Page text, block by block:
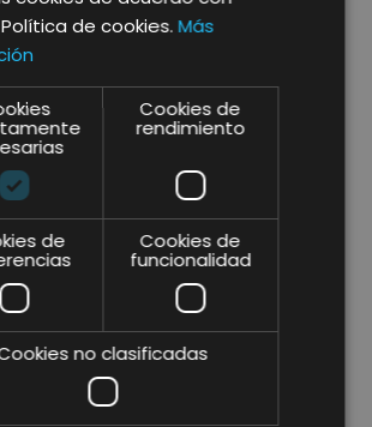
de cookies.Más
Cookies de
rendimiento
de Cookies de
funcionalidad
no clasificadas